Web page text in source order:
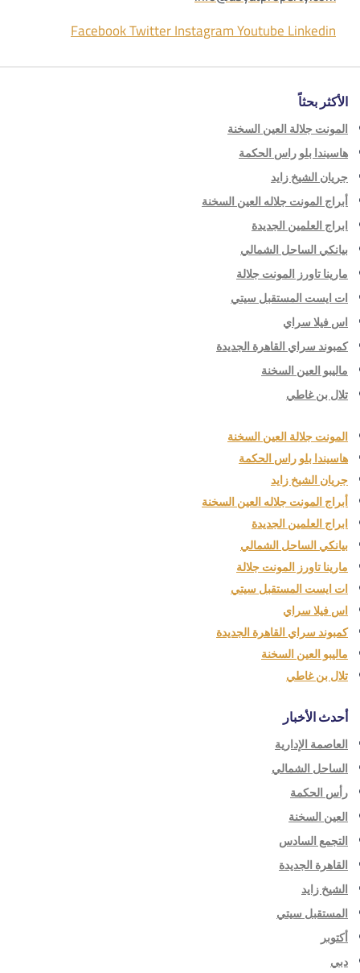
FacebookTwitterInstagramYoutubeLinkedin
الأكثر بحثاً
المونت جلالة العين السخنة
هاسيندا بلو راس الحكمة
جريان الشيخ زايد
أبراج المونت جلاله العين السخنة
ابراج العلمين الجديدة
بيانكي الساحل الشمالي
مارينا تاورز المونت جلالة
ات ايست المستقبل سيتي
اس فيلا سراي
كمبوند سراي القاهرة الجديدة
ماليبو العين السخنة
تلال بن غاطي
المونت جلالة العين السخنة
هاسيندا بلو راس الحكمة
جريان الشيخ زايد
أبراج المونت جلاله العين السخنة
ابراج العلمين الجديدة
بيانكي الساحل الشمالي
مارينا تاورز المونت جلالة
ات ايست المستقبل سيتي
اس فيلا سراي
كمبوند سراي القاهرة الجديدة
ماليبو العين السخنة
تلال بن غاطي
أحدث الأخبار
العاصمة الإدارية
الساحل الشمالي
رأس الحكمة
العين السخنة
التجمع السادس
القاهرة الجديدة
الشيخ زايد
المستقبل سيتي
أكتوبر
دبي